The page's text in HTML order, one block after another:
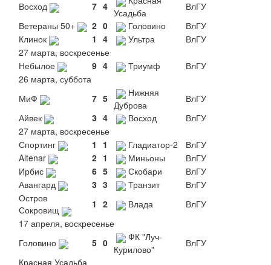
Восход
7 4
Усадьба
ВлГУ
Ветераны 50+
2 0 Головино
ВлГУ
Клинок
1 4 Ультра
ВлГУ
27 марта, воскресенье
Небылое
9 4 Триумф
ВлГУ
26 марта, суббота
МиФ
7 5
Нижняя
Дуброва
ВлГУ
Айвек
3 4 Восход
ВлГУ
27 марта, воскресенье
Спортинг
1 1 Гладиатор-2
ВлГУ
Altenar
2 1 Миньоны
ВлГУ
Ирбис
6 5 Скобари
ВлГУ
Авангард
3 3 Транзит
ВлГУ
Остров
Сокровищ
1 2 Влада
ВлГУ
17 апреля, воскресенье
Головино
5 0
ФК "Луч-
Курилово"
ВлГУ
Красная Усадьба